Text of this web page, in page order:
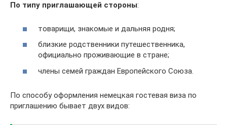
По типу приглашающей стороны:
товарищи, знакомые и дальняя родня;
близкие родственники путешественника,
официально проживающие в стране;
члены семей граждан Европейского Союза.
По способу оформления немецкая гостевая виза по
приглашению бывает двух видов: